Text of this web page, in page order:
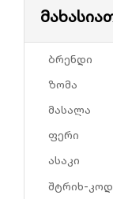
ბრენდი
ზომა
მასალა
ფერი
ასაკი
შტრიხ-